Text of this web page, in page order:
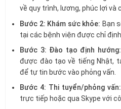
về quy trình, lương, phúc lợi và
Bước 2: Khám sức khỏe: Bạn
tại các bệnh viện được chỉ định.
Bước 3: Đào tạo định hướng:
được đào tạo về tiếng Nhật,
để tự tin bước vào phỏng vấn.
Bước 4: Thi tuyển/phỏng vấn:
trực tiếp hoặc qua Skype với